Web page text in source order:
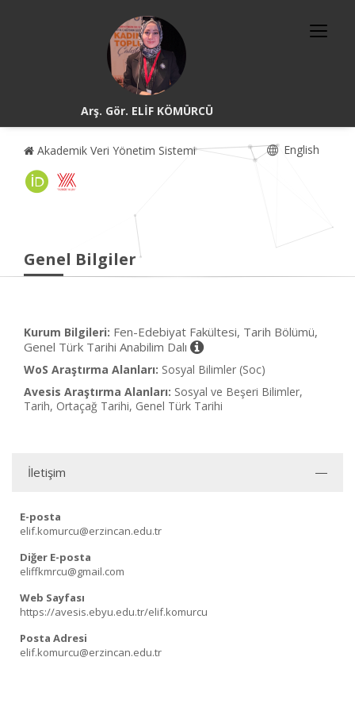
Arş. Gör. ELİF KÖMÜRCÜ
Akademik Veri Yönetim Sistemi English
Genel Bilgiler
Kurum Bilgileri: Fen-Edebiyat Fakültesi, Tarih Bölümü,
Genel Türk Tarihi Anabilim Dalı
WoS Araştırma Alanları: Sosyal Bilimler (Soc)
Avesis Araştırma Alanları: Sosyal ve Beşeri Bilimler,
Tarih, Ortaçağ Tarihi, Genel Türk Tarihi
İletişim
E-posta
elif.komurcu@erzincan.edu.tr
Diğer E-posta
eliffkmrcu@gmail.com
Web Sayfası
https://avesis.ebyu.edu.tr/elif.komurcu
Posta Adresi
elif.komurcu@erzincan.edu.tr